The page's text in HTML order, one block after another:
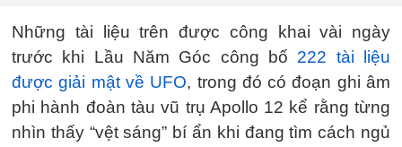
Những tài liệu trên được công khai vài ngày
trước khi Lầu Năm Góc công bố 222 tài liệu
được giải mật về UFO, trong đó có đoạn ghi âm
phi hành đoàn tàu vũ trụ Apollo 12 kể rằng từng
nhìn thấy “vệt sáng” bí ẩn khi đang tìm cách ngủ